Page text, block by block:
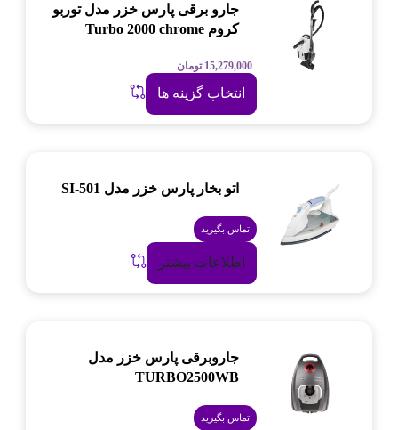
جارو برقی پارس خزر مدل توربو
کروم Turbo 2000 chrome
15,279,000 تومان
انتخاب گزینه ها
اتو بخار پارس خزر مدل SI-501
تماس بگیرید
اطلاعات بیشتر
جاروبرقی پارس خزر مدل
TURBO2500WB
تماس بگیرید